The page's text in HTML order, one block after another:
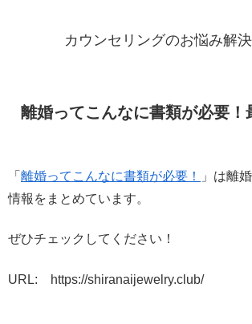
カウンセリングのお悩み解
離婚ってこんなに書類が必要！
「 離婚ってこんなに書類が必要！
」は離
情報をまとめています。
ぜひチェックしてください！
URL: https://shiranaijewelry.club/